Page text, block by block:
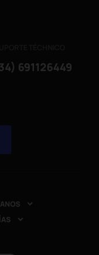
691126449

